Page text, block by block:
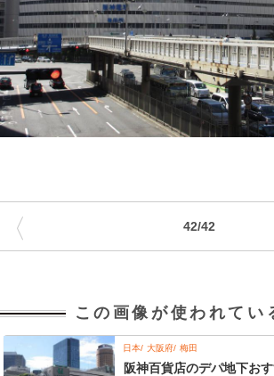
42/42
〈
この画像が使われてい
日本 大阪府 梅田
阪神百貨店のデパ地下お